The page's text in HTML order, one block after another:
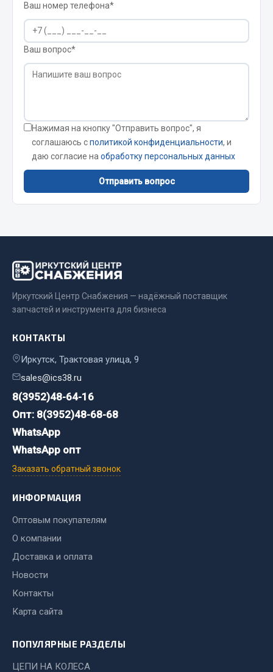
Весь раздел
Сварочное оборудование
Сварочные материалы
Весь раздел
CUMMINS HAFFEN
Стропы
Стяжки
Тросы
Автохимия
Aвтосил
Chevron
Ваш номер телефона*
Ваш вопрос*
Нажимая на кнопку "Отправить вопрос", я
соглашаюсь сполитикой конфиденциальности, и
даю согласие на обработку персональных данных
Отправить вопрос
Иркутский Центр Снабжения — надёжный поставщик
запчастей и инструмента для бизнеса
КОНТАКТЫ
Иркутск, Трактовая улица, 9
sales@ics38.ru
8(3952)48-64-16
Опт: 8(3952)48-68-68
WhatsApp
WhatsApp опт
Заказать обратный звонок
ИНФОРМАЦИЯ
Оптовым покупателям
О компании
Доставка и оплата
Новости
Контакты
Карта сайта
ПОПУЛЯРНЫЕ РАЗДЕЛЫ
ЦЕПИ НА КОЛЕСА